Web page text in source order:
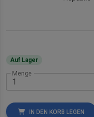
Auf Lager
Menge
IN DEN KORB LEGEN